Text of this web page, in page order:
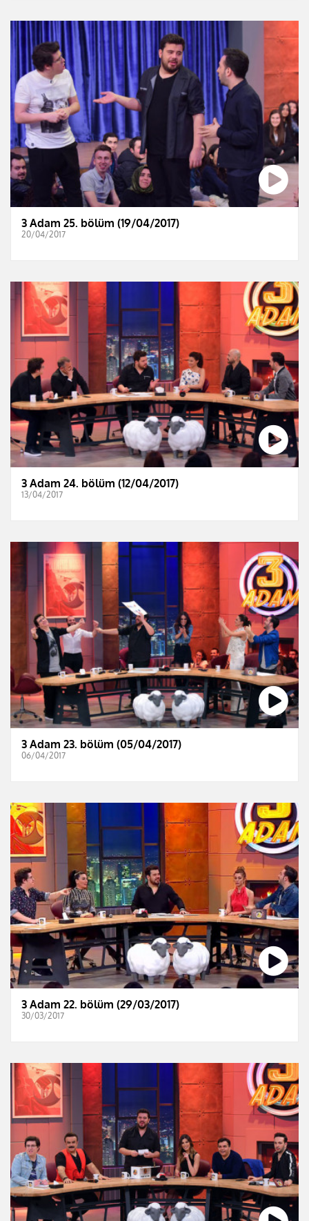
3 Adam 25. bölüm (19/04/2017)
20/04/2017
3 Adam 24. bölüm (12/04/2017)
13/04/2017
3 Adam 23. bölüm (05/04/2017)
06/04/2017
3 Adam 22. bölüm (29/03/2017)
30/03/2017